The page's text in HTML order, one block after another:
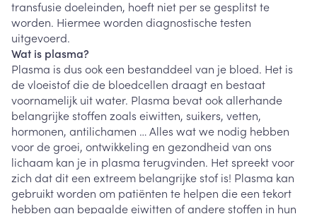
transfusie doeleinden, hoeft niet per se gesplitst te
worden. Hiermee worden diagnostische testen
uitgevoerd.
Wat is plasma?
Plasma is dus ook een bestanddeel van je bloed. Het is
de vloeistof die de bloedcellen draagt en bestaat
voornamelijk uit water. Plasma bevat ook allerhande
belangrijke stoffen zoals eiwitten, suikers, vetten,
hormonen, antilichamen … Alles wat we nodig hebben
voor de groei, ontwikkeling en gezondheid van ons
lichaam kan je in plasma terugvinden. Het spreekt voor
zich dat dit een extreem belangrijke stof is! Plasma kan
gebruikt worden om patiënten te helpen die een tekort
hebben aan bepaalde eiwitten of andere stoffen in hun